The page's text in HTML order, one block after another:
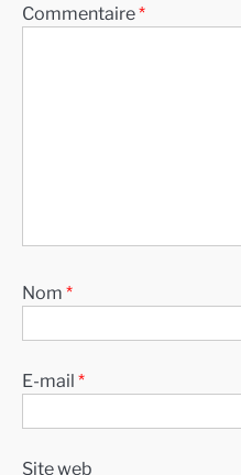
Commentaire*
Nom *
E-mail *
Site web